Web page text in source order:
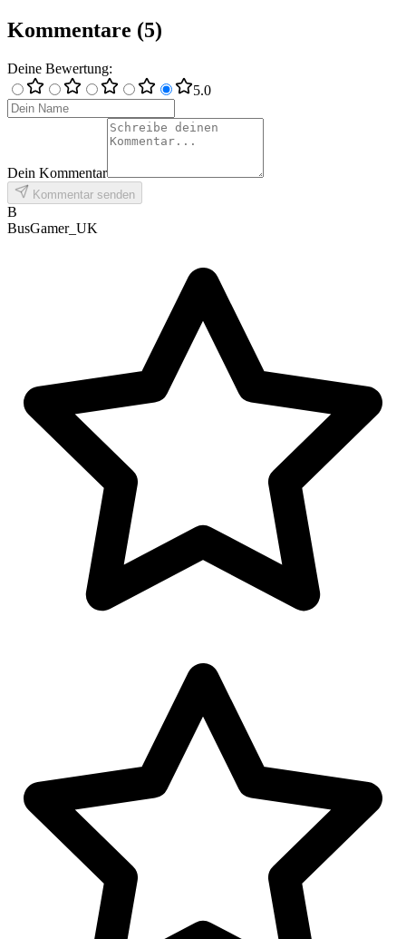
Kommentare (5)
Deine Bewertung:
5.0
Dein Kommentar
Kommentar senden
B
BusGamer_UK